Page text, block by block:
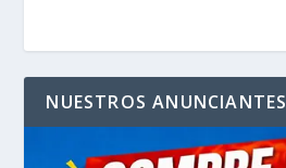
NUESTROS ANUNCIANTES